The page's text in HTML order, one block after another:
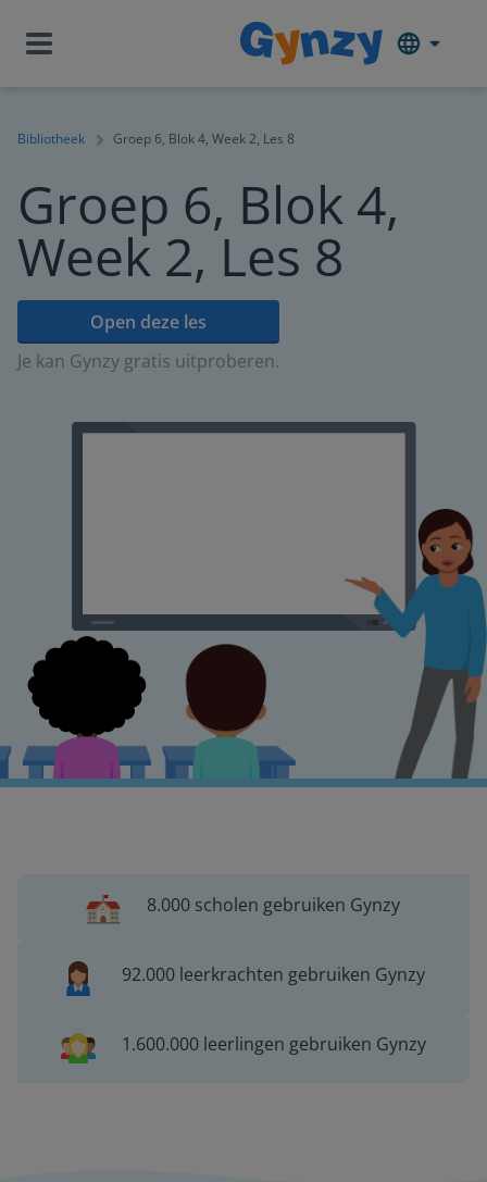
Bibliotheek Groep 6, Blok 4, Week 2, Les 8
Groep 6, Blok 4,
Week 2, Les 8
Open deze les
Je kan Gynzy gratis uitproberen.
8.000 scholen gebruiken Gynzy
92.000 leerkrachten gebruiken Gynzy
1.600.000 leerlingen gebruiken Gynzy